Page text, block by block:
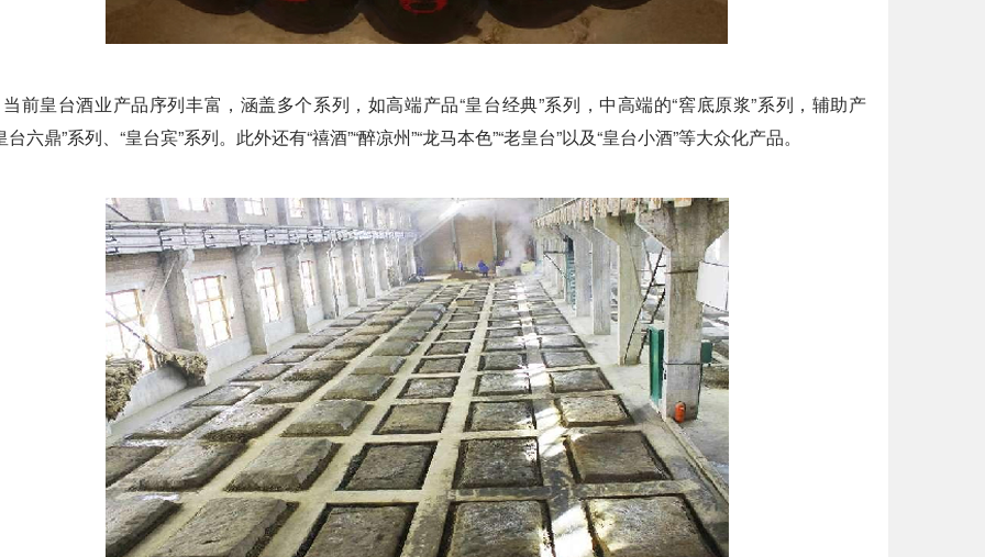
当前皇台酒业产品序列丰富，涵盖多个系列，如高端产品“皇台经典”系列，中高端的“窖底原浆”系列，辅助产
台六鼎”系列、“皇台宾”系列。此外还有“禧酒”“醉凉州”“龙马本色”“老皇台”以及“皇台小酒”等大众化产品。